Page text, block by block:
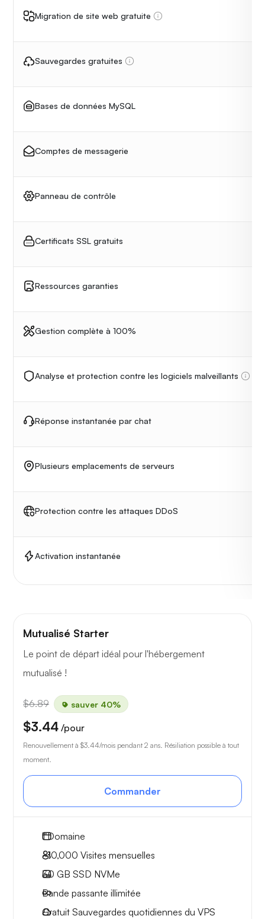
Migration de site web gratuite
Sauvegardes gratuites
Bases de données MySQL
Comptes de messagerie
Panneau de contrôle
Certificats SSL gratuits
Ressources garanties
Gestion complète à 100%
Analyse et protection contre les logiciels malveillants
Réponse instantanée par chat
Plusieurs emplacements de serveurs
Protection contre les attaques DDoS
Activation instantanée
Mutualisé Starter
Le point de départ idéal pour l'hébergement
mutualisé !
$6.89 sauver 40%
$3.44 /pour
Renouvellement à $3.44/mois pendant 2 ans. Résiliation possible à tout
moment.
Commander
1Domaine
~10,000 Visites mensuelles
30 GB SSD NVMe
Bande passante illimitée
Gratuit Sauvegardes quotidiennes du VPS